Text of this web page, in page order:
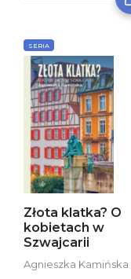
SERIA
Złota klatka? O
kobietach w
Szwajcarii
Agnieszka Kamińska